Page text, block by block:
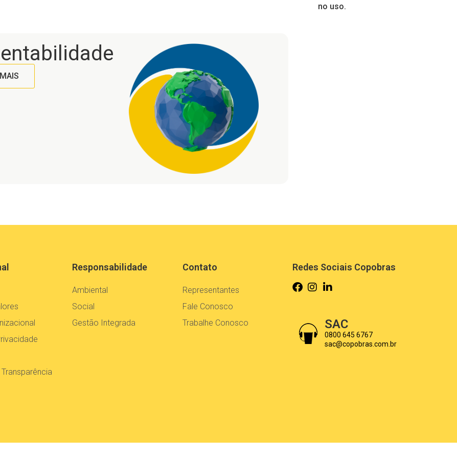
no uso.
Responsabilidade
Ambiental
Social
Gestão Integrada
Contato
Representantes
Fale Conosco
Trabalhe Conosco
Redes Sociais Copobras
SAC
0800 645 6767
sac@copobras.com.br